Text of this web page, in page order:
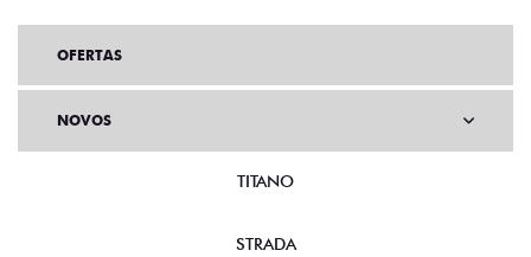
OFERTAS
NOVOS
TITANO
STRADA